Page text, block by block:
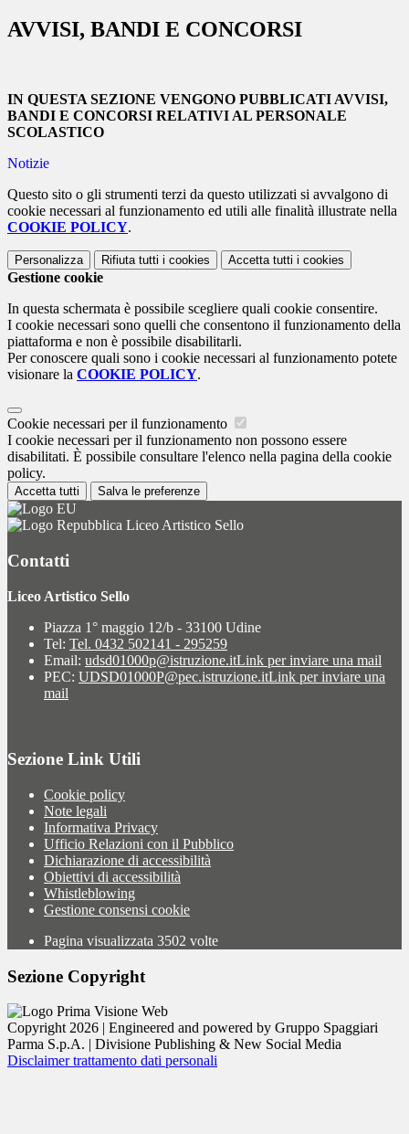
AVVISI, BANDI E CONCORSI
IN QUESTA SEZIONE VENGONO PUBBLICATI AVVISI,
BANDI E CONCORSI RELATIVI AL PERSONALE
SCOLASTICO
Notizie
Questo sito o gli strumenti terzi da questo utilizzati si avvalgono di
cookie necessari al funzionamento ed utili alle finalità illustrate nella
COOKIE POLICY.
Personalizza Rifiuta tutti i cookies Accetta tutti i cookies
Gestione cookie
In questa schermata è possibile scegliere quali cookie consentire.
I cookie necessari sono quelli che consentono il funzionamento della
piattaforma e non è possibile disabilitarli.
Per conoscere quali sono i cookie necessari al funzionamento potete
visionare la COOKIE POLICY.
Cookie necessari per il funzionamento
I cookie necessari per il funzionamento non possono essere
disabilitati. È possibile consultare l'elenco nella pagina della cookie
policy.
Accetta tutti Salva le preferenze
Liceo Artistico Sello
Contatti
Liceo Artistico Sello
Piazza 1° maggio 12/b - 33100 Udine
Tel: Tel. 0432 502141 - 295259
Email: udsd01000p@istruzione.itLink per inviare una mail
PEC: UDSD01000P@pec.istruzione.itLink per inviare una
mail
Sezione Link Utili
Cookie policy
Note legali
Informativa Privacy
Ufficio Relazioni con il Pubblico
Dichiarazione di accessibilità
Obiettivi di accessibilità
Whistleblowing
Gestione consensi cookie
Pagina visualizzata 3502 volte
Sezione Copyright
Copyright 2026 | Engineered and powered by Gruppo Spaggiari
Parma S.p.A. | Divisione Publishing & New Social Media
Disclaimer trattamento dati personali